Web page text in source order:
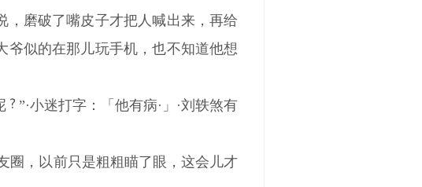
，磨破了嘴皮子才把人喊出来，再给
爷似的在那儿玩手机，也不知道他想
”·小迷打字：「他有病·」·刘轶煞有
圈，以前只是粗粗瞄了眼，这会儿才